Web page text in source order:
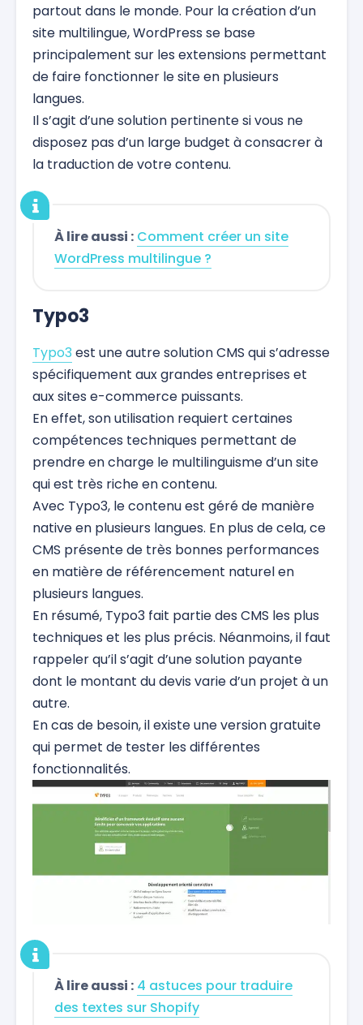
partout dans le monde. Pour la création d’un
site multilingue, WordPress se base
principalement sur les extensions permettant
de faire fonctionner le site en plusieurs
langues.
Il s’agit d’une solution pertinente si vous ne
disposez pas d’un large budget à consacrer à
la traduction de votre contenu.
À lire aussi : Comment créer un site
WordPress multilingue ?
Typo3
Typo3 est une autre solution CMS qui s’adresse
spécifiquement aux grandes entreprises et
aux sites e-commerce puissants.
En effet, son utilisation requiert certaines
compétences techniques permettant de
prendre en charge le multilinguisme d’un site
qui est très riche en contenu.
Avec Typo3, le contenu est géré de manière
native en plusieurs langues. En plus de cela, ce
CMS présente de très bonnes performances
en matière de référencement naturel en
plusieurs langues.
En résumé, Typo3 fait partie des CMS les plus
techniques et les plus précis. Néanmoins, il faut
rappeler qu’il s’agit d’une solution payante
dont le montant du devis varie d’un projet à un
autre.
En cas de besoin, il existe une version gratuite
qui permet de tester les différentes
fonctionnalités.
À lire aussi : 4 astuces pour traduire
des textes sur Shopify